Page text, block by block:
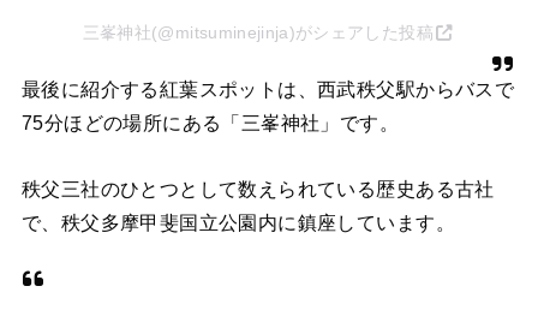
三峯神社(@mitsuminejinja)がシェアした投稿
最後に紹介する紅葉スポットは、西武秩父駅からバスで
75分ほどの場所にある「三峯神社」です。
秩父三社のひとつとして数えられている歴史ある古社
で、秩父多摩甲斐国立公園内に鎮座しています。